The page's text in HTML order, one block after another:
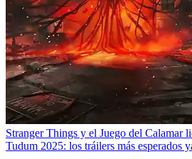
Stranger Things y el Juego del Calamar
Tudum 2025: los tráilers más esperados